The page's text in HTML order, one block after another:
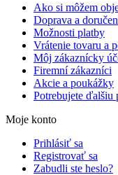
Ako si môžem
Doprava a
Možnosti platby
Vrátenie tovaru a
Môj zákaznícky
Firemní zákazníci
Akcie a poukážky
Potrebujete ďalšiu
Moje konto
Prihlásiť sa
Registrovať sa
Zabudli ste heslo?